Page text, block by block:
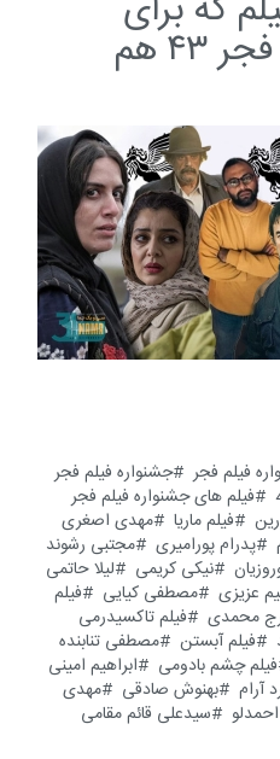
تصاحب سیمرغ فجر ۴۳ هم
فیلم فجر
جشنواره فیلم فجر
فیلم های جشنواره فیلم فجر
فیلم ماریا
مهدی اصغری
پدرام پورامیری
مجتبی رشوند
نیکی کریمی
لیلا حاتمی
عزیزی مصطفی کیایی
فیلم
محمدی
فیلم تاکسیدرمی
فیلم آبستن
مصطفی تنابنده
فیلم چشم بادومی
ابراهیم امینی
آرام بهنوش صادقی
مهدی
سیدعلی قائم مقامی